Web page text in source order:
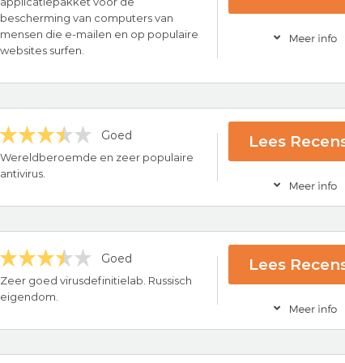
Bezoek nu
bescherming van computers van
mensen die e-mailen en op populaire
websites surfen.
garantie
Bezoek nu
Goed
Wereldberoemde en zeer populaire
antivirus.
Lees
Bezoek nu
Goed
Zeer goed virusdefinitielab. Russisch
eigendom.
Lees